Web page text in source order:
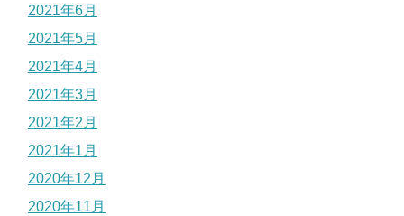
2021年6月
2021年5月
2021年4月
2021年3月
2021年2月
2021年1月
2020年12月
2020年11月